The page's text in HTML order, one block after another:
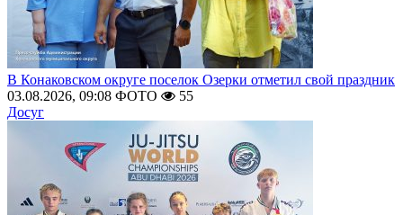
В Конаковском округе поселок Озерки отметил свой праздник
03.08.2026, 09:08 ФОТО
55
Досуг